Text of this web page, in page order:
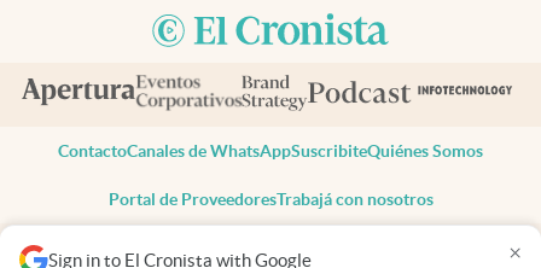
Sign in to El Cronista with Google ×
ContactoCanales de WhatsAppSuscribiteQuiénes Somos
Portal de ProveedoresTrabajá con nosotros